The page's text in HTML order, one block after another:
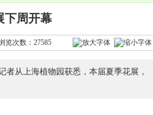
下周开幕
览次数： 27585
者从上海植物园获悉，本届夏季花展，